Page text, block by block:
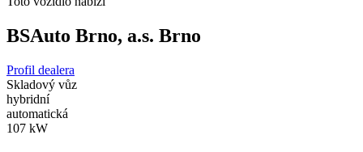
BSAuto Brno, a.s. Brno
Profil dealera
Skladový vůz
hybridní
automatická
107 kW